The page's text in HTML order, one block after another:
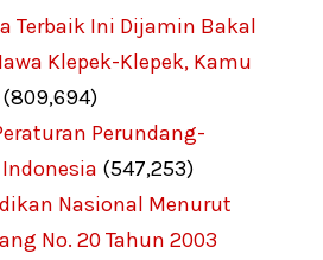
Terbaik Ini Dijamin Bakal
Klepek-Klepek, Kamu
(809,694)
Perundang-
(547,253)
Nasional Menurut
No. 20 Tahun 2003